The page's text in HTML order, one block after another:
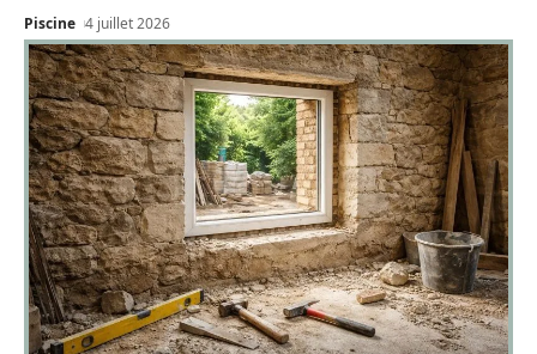
Piscine 4 juillet 2026